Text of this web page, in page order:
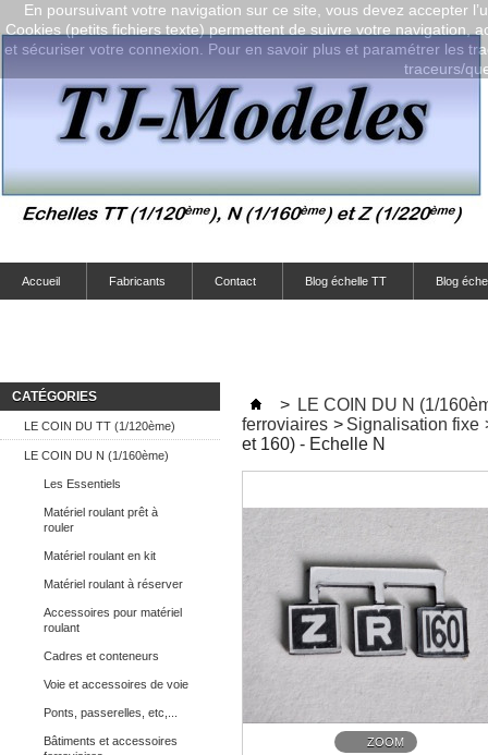
Accueil Fabricants Contact Blog échelle TT Blog
CATÉGORIES
LE COIN DU TT (1/120ème)
LE COIN DU N (1/160ème)
Les Essentiels
Matériel roulant prêt à
rouler
Matériel roulant en kit
Matériel roulant à réserver
Accessoires pour matériel
roulant
Cadres et conteneurs
Voie et accessoires de voie
Ponts, passerelles, etc,...
Bâtiments et accessoires
> LE COIN DU N (1/
ferroviaires > Signalisation fixe
et 160) - Echelle N
ZOOM
En poursuivant votre navigation sur ce site, vous devez accepter
Cookies (petits fichiers texte) permettent de suivre votre navigation,
et sécuriser votre connexion. Pour en savoir plus et paramétrer les
traceurs/